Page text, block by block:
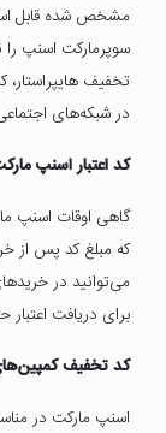
مشخص شده قابل
سوپرمارکت اسنپ
تخفیف
در شبکه‌های
کد اعتبار اسنپ
گاهی اوقات اسنپ
که مبلغ کد پس از
می‌توانید در
برای دریافت
کد تخفیف
اسنپ مارکت در